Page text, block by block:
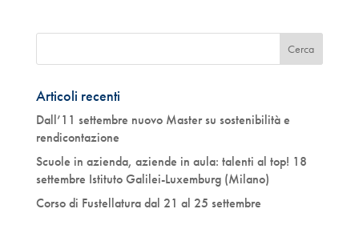
Articoli recenti
Dall’11 settembre nuovo Master su sostenibilità e
rendicontazione
Scuole in azienda, aziende in aula: talenti al top! 18
settembre Istituto Galilei-Luxemburg (Milano)
Corso di Fustellatura dal 21 al 25 settembre